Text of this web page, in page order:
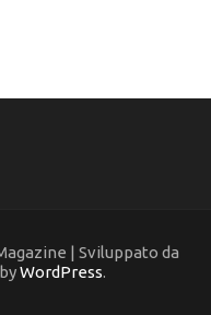
| Sviluppato da
WordPress.